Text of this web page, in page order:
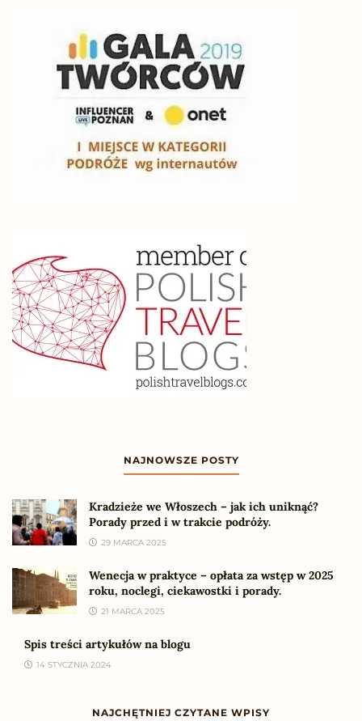
NAJNOWSZE POSTY
Kradzieże we Włoszech – jak ich uniknąć?
Porady przed i w trakcie podróży.
29 MARCA 2025
Wenecja w praktyce – opłata za wstęp w 2025
roku, noclegi, ciekawostki i porady.
21 MARCA 2025
Spis treści artykułów na blogu
14 STYCZNIA 2024
NAJCHĘTNIEJ CZYTANE WPISY